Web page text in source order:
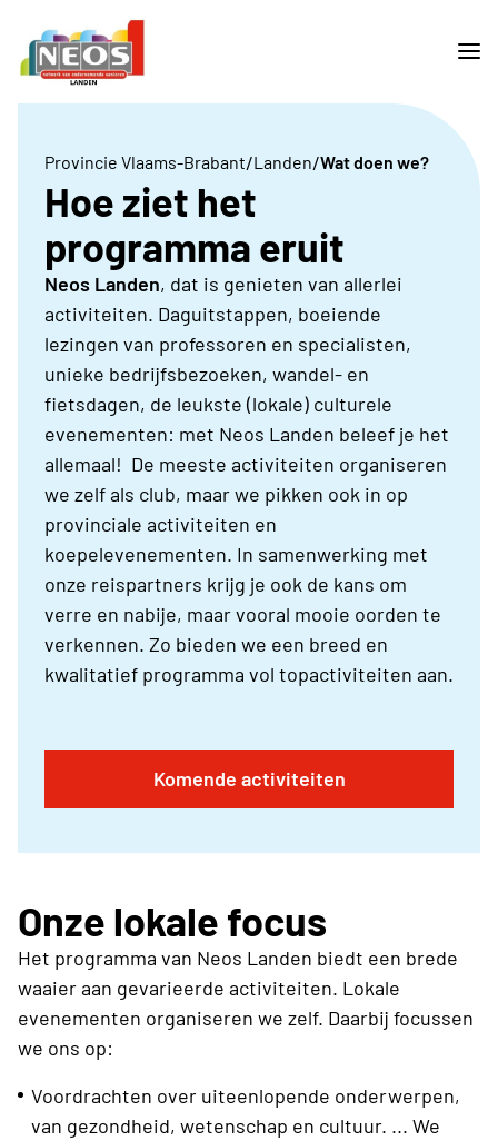
Provincie Vlaams-Brabant/Landen/Wat doen we?
Hoe ziet het
programma eruit
Neos Landen, dat is genieten van allerlei
activiteiten. Daguitstappen, boeiende
lezingen van professoren en specialisten,
unieke bedrijfsbezoeken, wandel- en
fietsdagen, de leukste (lokale) culturele
evenementen: met Neos Landen beleef je het
allemaal! De meeste activiteiten organiseren
we zelf als club, maar we pikken ook in op
provinciale activiteiten en
koepelevenementen. In samenwerking met
onze reispartners krijg je ook de kans om
verre en nabije, maar vooral mooie oorden te
verkennen. Zo bieden we een breed en
kwalitatief programma vol topactiviteiten aan.
Komende activiteiten
Onze lokale focus
Het programma van Neos Landen biedt een brede
waaier aan gevarieerde activiteiten. Lokale
evenementen organiseren we zelf. Daarbij focussen
we ons op:
Voordrachten over uiteenlopende onderwerpen,
van gezondheid, wetenschap en cultuur. ... We